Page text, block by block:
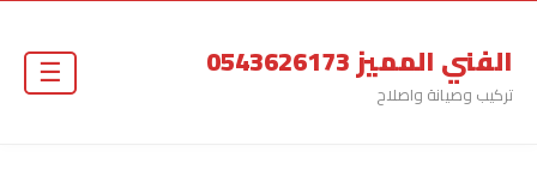
الفني المميز 0543626173
تركيب وصيانة واصلاح